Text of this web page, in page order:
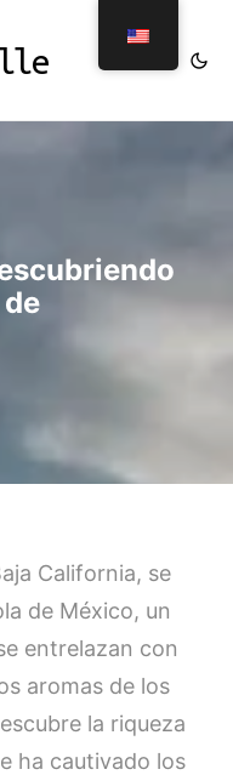
California, se
de México, un
entrelazan con
aromas de los
la riqueza
ha cautivado los